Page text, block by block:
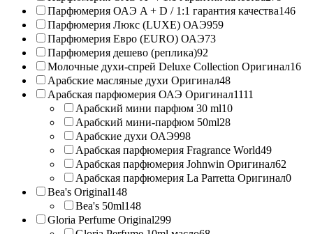
Парфюмерия ОАЭ A + D / 1:1 гарантия качества146
Парфюмерия Люкс (LUXE) ОАЭ959
Парфюмерия Евро (EURO) ОАЭ73
Парфюмерия дешево (реплика)92
Молочные духи-спрей Deluxe Collection Оригинал16
Арабские масляные духи Оригинал48
Арабская парфюмерия ОАЭ Оригинал1111
Арабский мини парфюм 30 ml10
Арабский мини-парфюм 50ml28
Арабские духи ОАЭ998
Арабская парфюмерия Fragrance World49
Арабская парфюмерия Johnwin Оригинал62
Арабская парфюмерия La Parretta Оригинал0
Bea's Original148
Bea's 50ml148
Gloria Perfume Original299